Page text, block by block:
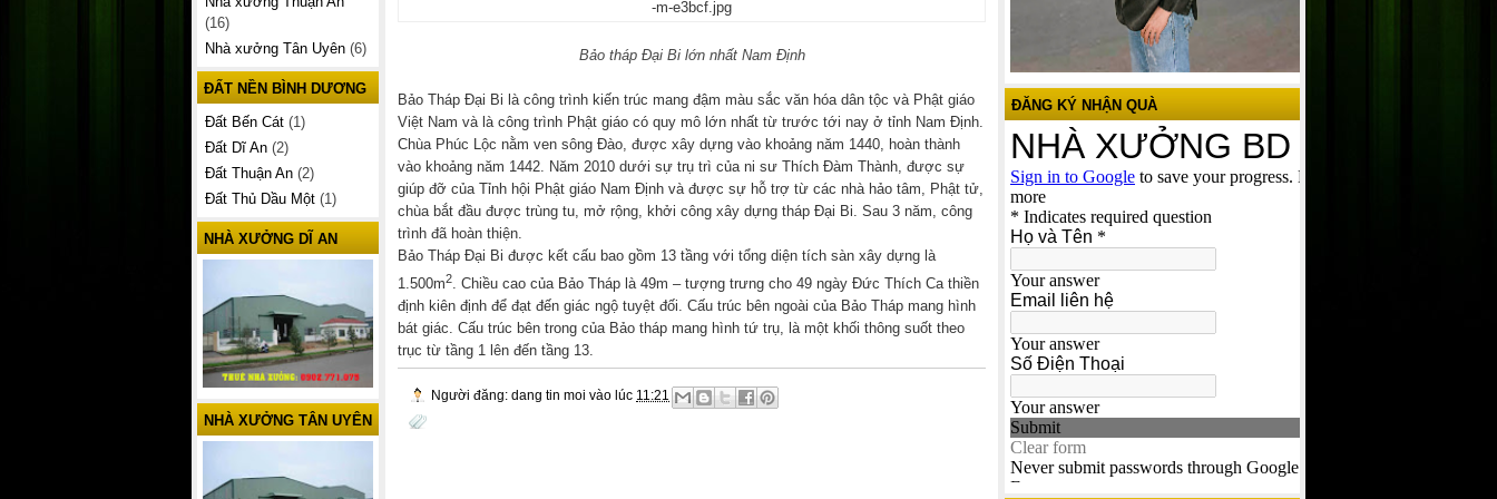
ĐĂNG KÝ NHẬN QUÀ
Bảo tháp Đại Bi lớn nhất Nam Định
Bảo Tháp Đại Bi là công trình kiến trúc mang đậm màu sắc văn hóa dân tộc và Phật giáo
Việt Nam và là công trình Phật giáo có quy mô lớn nhất từ trước tới nay ở tỉnh Nam Định.
Chùa Phúc Lộc nằm ven sông Đào, được xây dựng vào khoảng năm 1440, hoàn thành
vào khoảng năm 1442. Năm 2010 dưới sự trụ trì của ni sư Thích Đàm Thành, được sự
giúp đỡ của Tỉnh hội Phật giáo Nam Định và được sự hỗ trợ từ các nhà hảo tâm, Phật tử,
chùa bắt đầu được trùng tu, mở rộng, khởi công xây dựng tháp Đại Bi. Sau 3 năm, công
trình đã hoàn thiện.
Bảo Tháp Đại Bi được kết cấu bao gồm 13 tầng với tổng diện tích sàn xây dựng là
1.500m2
. Chiều cao của Bảo Tháp là 49m – tượng trưng cho 49 ngày Đức Thích Ca thiền
định kiên định để đạt đến giác ngộ tuyệt đối. Cấu trúc bên ngoài của Bảo Tháp mang hình
bát giác. Cấu trúc bên trong của Bảo tháp mang hình tứ trụ, là một khối thông suốt theo
trục từ tầng 1 lên đến tầng 13.
Người đăng: dang tin moi vào lúc 11:21
(16)
Nhà xưởng Tân Uyên (6)
ĐẤT NỀN BÌNH DƯƠNG
Đất Bến Cát (1)
Đất Dĩ An (2)
Đất Thuận An (2)
Đất Thủ Dầu Một (1)
NHÀ XƯỞNG DĨ AN
NHÀ XƯỞNG TÂN UYÊN